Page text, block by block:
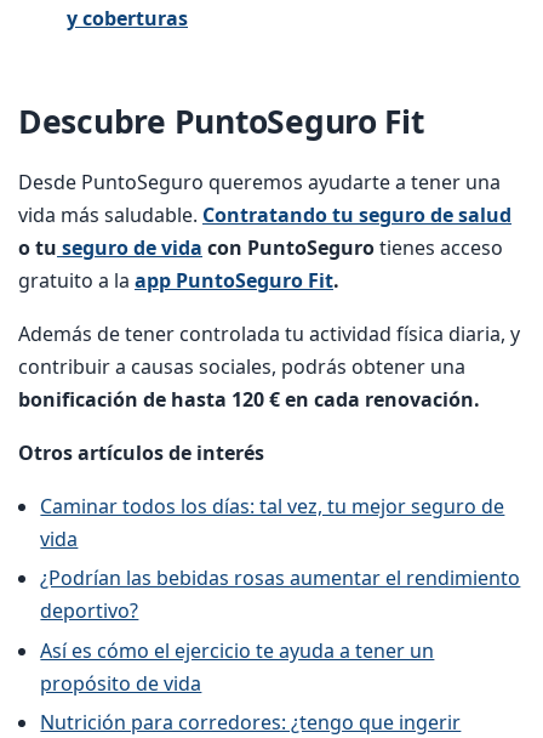
y coberturas
Descubre PuntoSeguro Fit
Desde PuntoSeguro queremos ayudarte a tener una
vida más saludable. Contratando tu seguro de salud
o tu seguro de vida con PuntoSegurotienes acceso
gratuito a la app PuntoSeguro Fit.
Además de tener controlada tu actividad física diaria, y
contribuir a causas sociales, podrás obtener una
bonificación de hasta 120 € en cada renovación.
Otros artículos de interés
Caminar todos los días: tal vez, tu mejor seguro de
vida
¿Podrían las bebidas rosas aumentar el rendimiento
deportivo?
Así es cómo el ejercicio te ayuda a tener un
propósito de vida
Nutrición para corredores: ¿tengo que ingerir